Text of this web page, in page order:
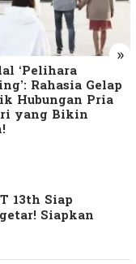
»
‘Pelihara
Rahasia Gelap
Hubungan Pria
yang Bikin
13th Siap
Siapkan